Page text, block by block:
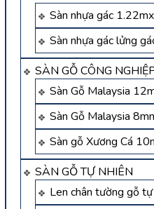
Sàn nhựa gác
Sàn nhựa gác lửng
SÀN GỖ CÔNG
Sàn Gỗ Malaysia
Sàn Gỗ Malaysia
Sàn gỗ Xương Cá
SÀN GỖ TỰ NHIÊN
Len chân tường gỗ tự